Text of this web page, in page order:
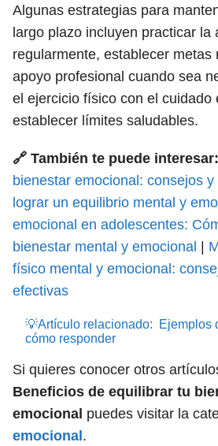
Algunas estrategias para
largo plazo incluyen practicar la
regularmente, establecer metas
apoyo profesional cuando sea
el ejercicio físico con el cuidado
establecer límites saludables.
🔗 También te puede interesar:
bienestar emocional: consejos
lograr un equilibrio mental y
emocional en adolescentes:
bienestar mental y emocional
físico mental y emocional:
efectivas
💡Artículo relacionado:
Ejemplos
cómo responder
Si quieres conocer otros
Beneficios de equilibrar tu
emocional puedes visitar la
emocional .